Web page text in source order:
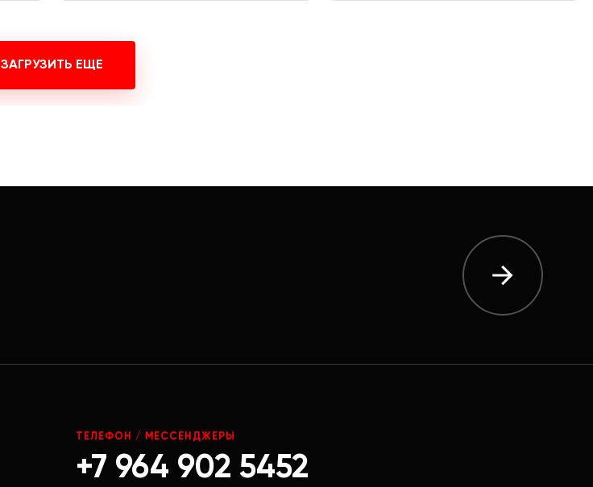
ЗАГРУЗИТЬ ЕЩЕ
ТЕЛЕФОН / МЕССЕНДЖЕРЫ
+7 964 902 5452